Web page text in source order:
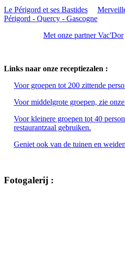
Le Périgord et ses Bastides
Périgord - Quercy - Gascogne
Met onze partner Vac'Dor
Links naar onze receptiezalen :
Voor groepen tot 200 zittende
Voor middelgrote groepen, zie
Voor kleinere groepen tot 40
restaurantzaal gebruiken.
Geniet ook van de tuinen en
Fotogalerij :